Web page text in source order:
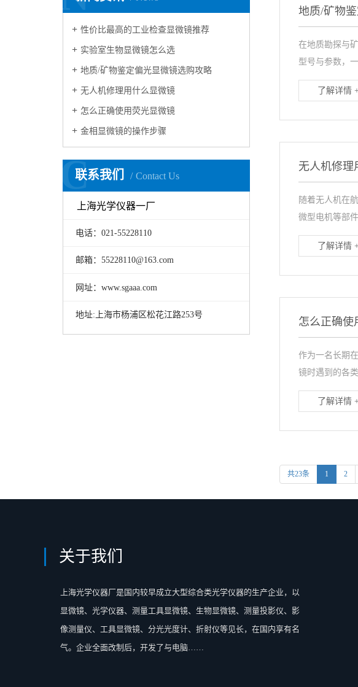
性价比最高的工业检查显微镜推荐
实验室生物显微镜怎么选
地质/矿物鉴定偏光显微镜选购攻略
无人机修理用什么显微镜
怎么正确使用荧光显微镜
金相显微镜的操作步骤
联系我们 Contact Us
C
上海光学仪器一厂
电话：021-55228110
邮箱：55228110@163.com
网址：www.sgaaa.com
地址:上海市杨浦区松花江路253号
地质/矿物
在地质勘探与
型号与参数，
了解详情
无人机修理
随着无人机在
微型电机等部
了解详情
怎么正确使
作为一名长期
镜时遇到的各
了解详情
共23条 1 2
关于我们
上海光学仪器厂是国内较早成立大型综合类光学仪器的生产企业，以
显微镜、光学仪器、测量工具显微镜、生物显微镜、测量投影仪、影
像测量仪、工具显微镜、分光光度计、折射仪等见长，在国内享有名
气。企业全面改制后，开发了与电脑……